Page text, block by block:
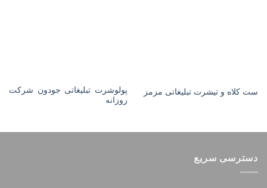
ست کلاه و تیشرت تبلیغاتی مزمز
پولوشرت تبلیغاتی جودون شرکت
روزانه
دسترسی سریع